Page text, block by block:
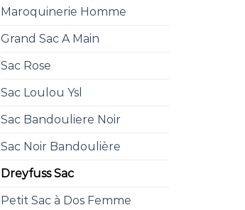
Maroquinerie Homme
Grand Sac A Main
Sac Rose
Sac Loulou Ysl
Sac Bandouliere Noir
Sac Noir Bandoulière
Dreyfuss Sac
Petit Sac à Dos Femme